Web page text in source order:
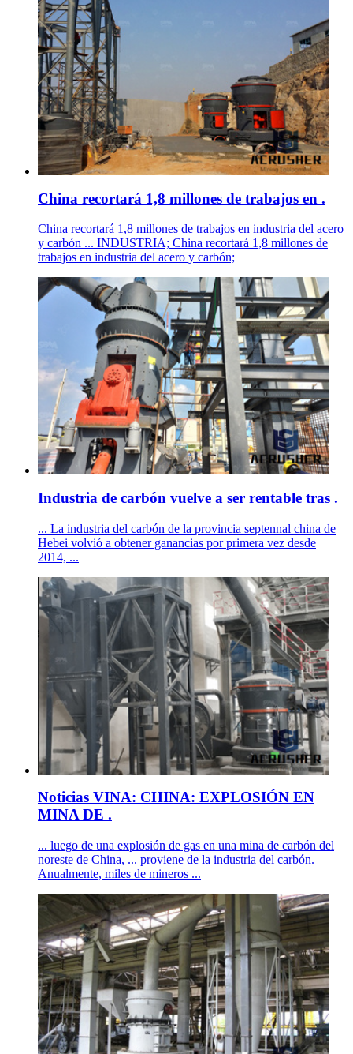
China recortará 1,8 millones de trabajos en .
China recortará 1,8 millones de trabajos en industria del acero
y carbón ... INDUSTRIA; China recortará 1,8 millones de
trabajos en industria del acero y carbón;
Industria de carbón vuelve a ser rentable tras .
... La industria del carbón de la provincia septennal china de
Hebei volvió a obtener ganancias por primera vez desde
2014, ...
Noticias VINA: CHINA: EXPLOSIÓN EN
MINA DE .
... luego de una explosión de gas en una mina de carbón del
noreste de China, ... proviene de la industria del carbón.
Anualmente, miles de mineros ...